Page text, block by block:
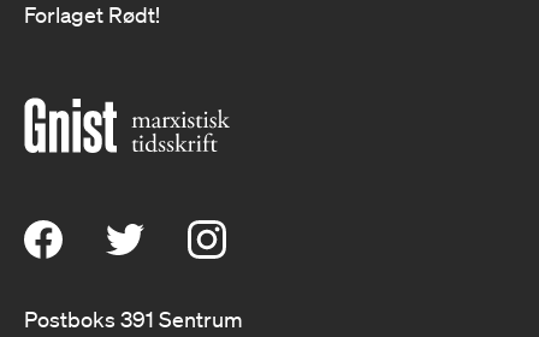
Forlaget Rødt!
Postboks 391 Sentrum